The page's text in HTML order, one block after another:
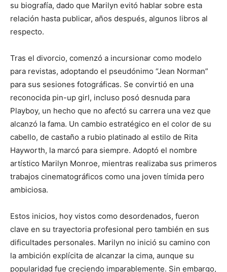
su biografía, dado que Marilyn evitó hablar sobre esta
relación hasta publicar, años después, algunos libros al
respecto.
Tras el divorcio, comenzó a incursionar como modelo
para revistas, adoptando el pseudónimo “Jean Norman”
para sus sesiones fotográficas. Se convirtió en una
reconocida pin-up girl, incluso posó desnuda para
Playboy, un hecho que no afectó su carrera una vez que
alcanzó la fama. Un cambio estratégico en el color de su
cabello, de castaño a rubio platinado al estilo de Rita
Hayworth, la marcó para siempre. Adoptó el nombre
artístico Marilyn Monroe, mientras realizaba sus primeros
trabajos cinematográficos como una joven tímida pero
ambiciosa.
Estos inicios, hoy vistos como desordenados, fueron
clave en su trayectoria profesional pero también en sus
dificultades personales. Marilyn no inició su camino con
la ambición explícita de alcanzar la cima, aunque su
popularidad fue creciendo imparablemente. Sin embargo,